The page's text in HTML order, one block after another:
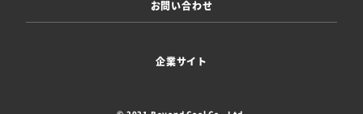
お問い合わせ
企業サイト